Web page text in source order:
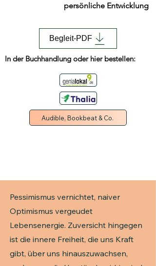
persönliche Entwicklung
Begleit-PDF
In der Buchhandlung oder hier bestellen:
Audible, Bookbeat & Co.
Pessimismus vernichtet, naiver
Optimismus vergeudet
Lebensenergie. Zuversicht hingegen
ist die innere Freiheit, die uns Kraft
gibt, über uns hinauszuwachsen,